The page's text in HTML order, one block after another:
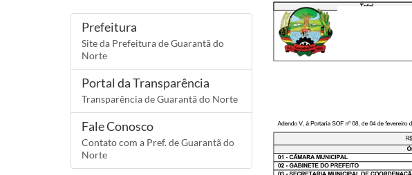
Links
Prefeitura
Site da Prefeitura de Guarantã do
Norte
Portal da Transparência
Transparência de Guarantã do Norte
Fale Conosco
Contato com a Pref. de Guarantã do
Norte